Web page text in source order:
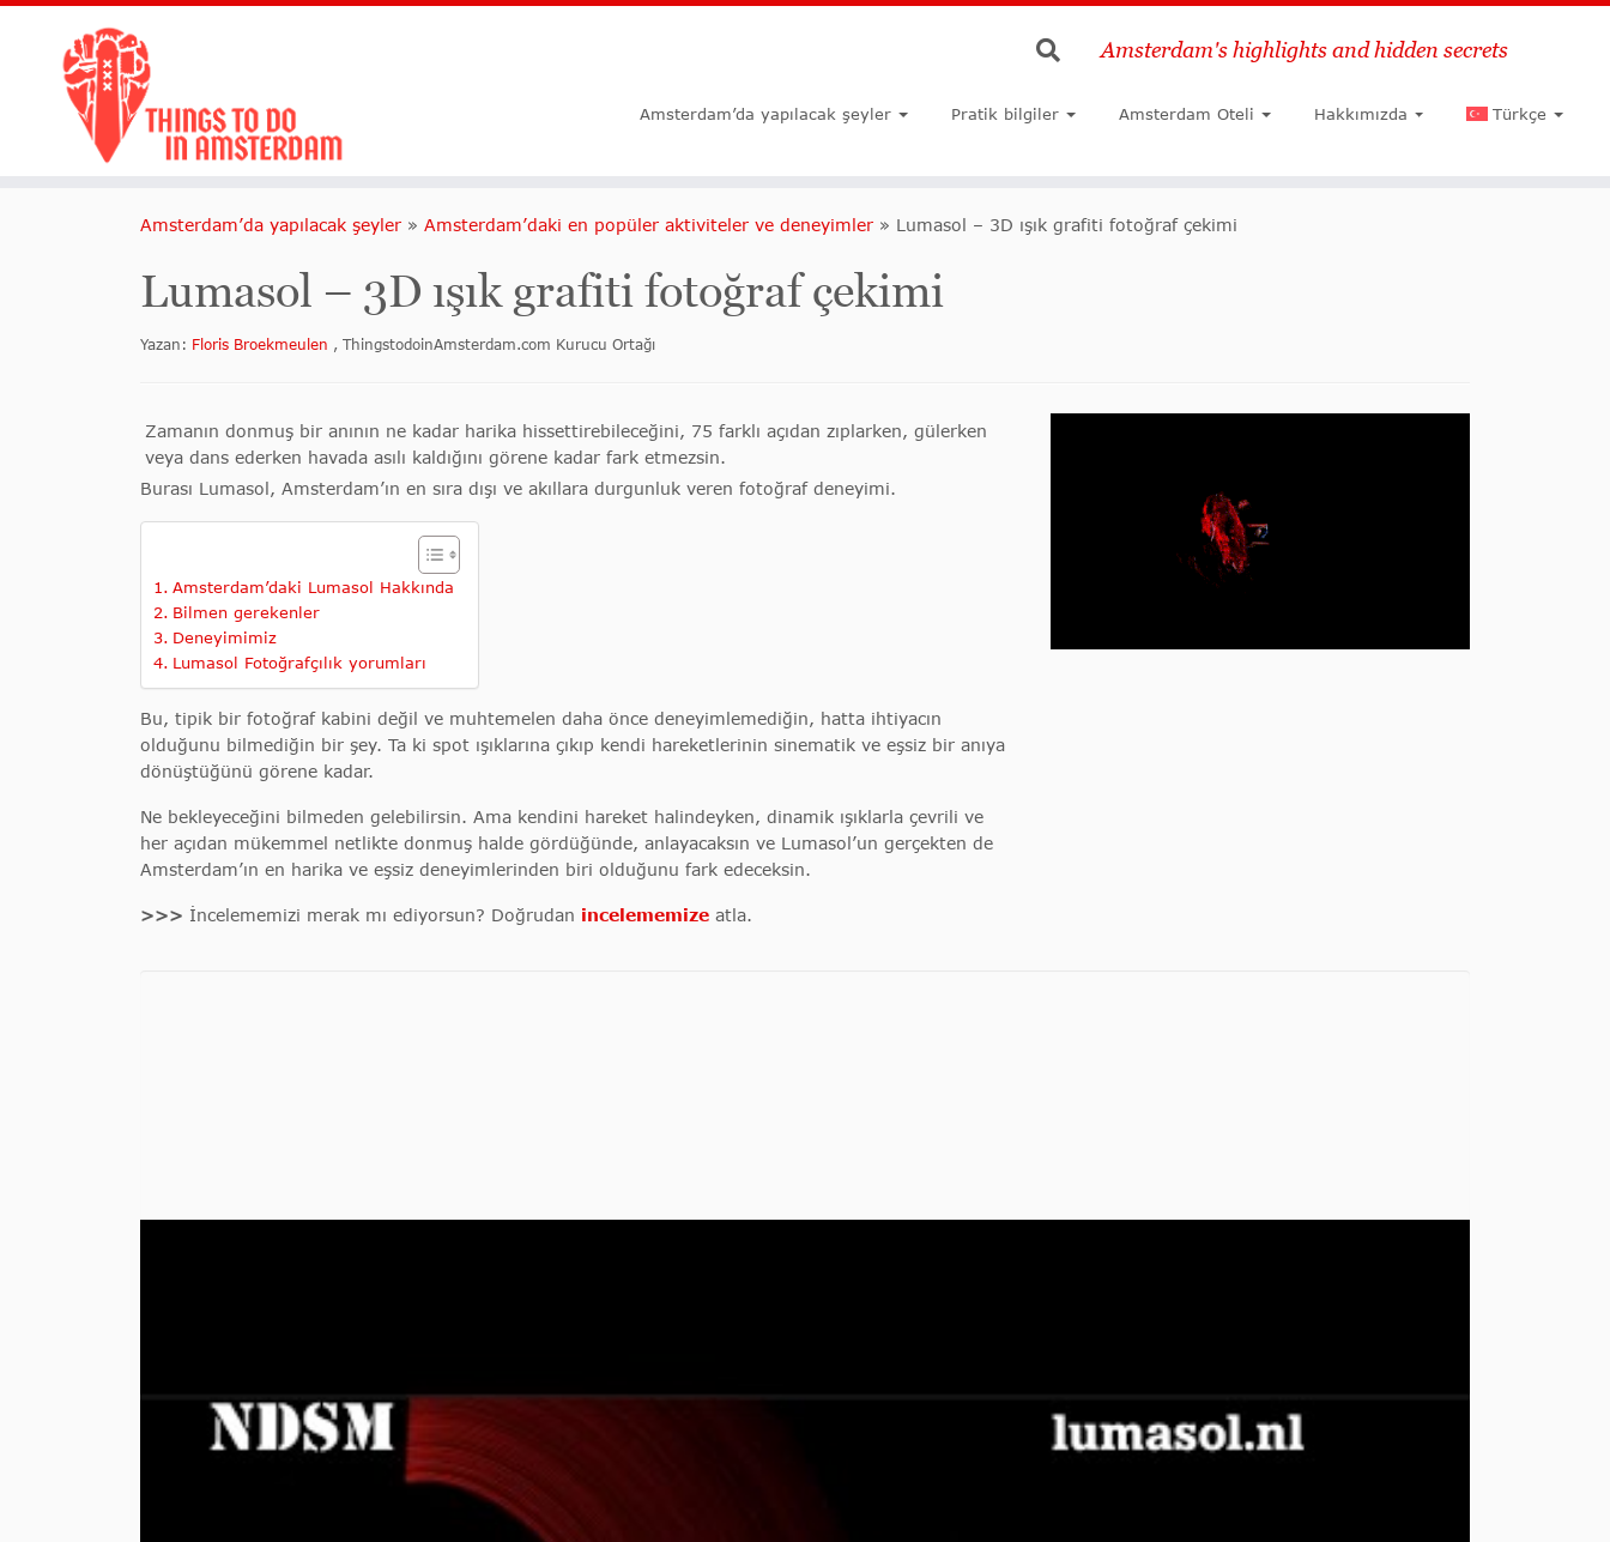
Ara
Amsterdam's highlights and hidden secrets
Amsterdam’da yapılacak şeyler Pratik bilgiler Amsterdam Oteli Hakkımızda Türkçe
Amsterdam’da yapılacak şeyler » Amsterdam’daki en popüler aktiviteler ve deneyimler » Lumasol – 3D ışık grafiti fotoğraf çekimi
Lumasol – 3D ışık grafiti fotoğraf çekimi
Yazan: Floris Broekmeulen , ThingstodoinAmsterdam.com Kurucu Ortağı
Zamanın donmuş bir anının ne kadar harika hissettirebileceğini, 75 farklı açıdan zıplarken, gülerken
veya dans ederken havada asılı kaldığını görene kadar fark etmezsin.
Burası Lumasol, Amsterdam’ın en sıra dışı ve akıllara durgunluk veren fotoğraf deneyimi.
Amsterdam’daki Lumasol Hakkında
Bilmen gerekenler
Deneyimimiz
Lumasol Fotoğrafçılık yorumları
Bu, tipik bir fotoğraf kabini değil ve muhtemelen daha önce deneyimlemediğin, hatta ihtiyacın
olduğunu bilmediğin bir şey. Ta ki spot ışıklarına çıkıp kendi hareketlerinin sinematik ve eşsiz bir anıya
dönüştüğünü görene kadar.
Ne bekleyeceğini bilmeden gelebilirsin. Ama kendini hareket halindeyken, dinamik ışıklarla çevrili ve
her açıdan mükemmel netlikte donmuş halde gördüğünde, anlayacaksın ve Lumasol’un gerçekten de
Amsterdam’ın en harika ve eşsiz deneyimlerinden biri olduğunu fark edeceksin.
>>> İncelememizi merak mı ediyorsun? Doğrudan incelememize atla.